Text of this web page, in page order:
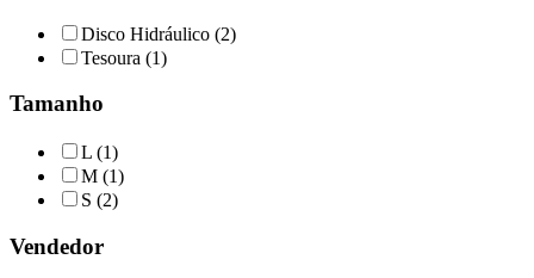
Disco Hidráulico (2)
Tesoura (1)
Tamanho
L (1)
M (1)
S (2)
Vendedor